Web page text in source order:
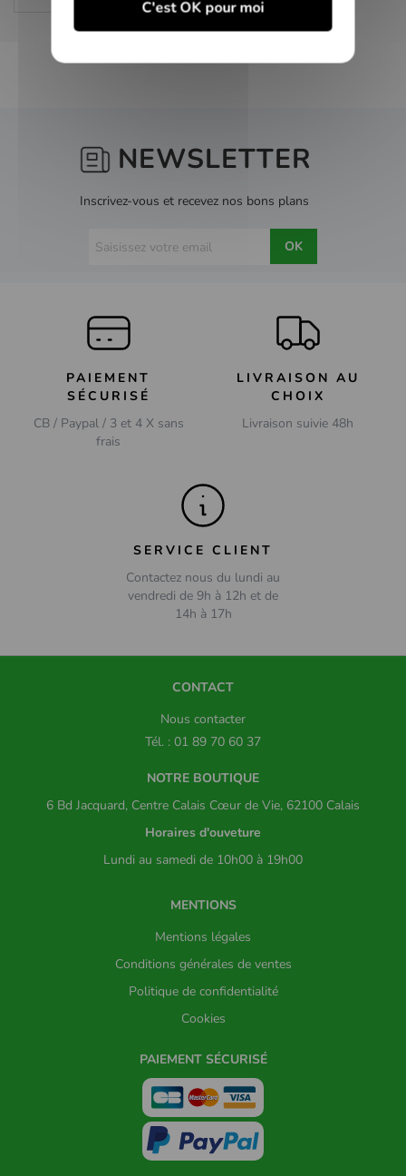
NEWSLETTER
Inscrivez-vous et recevez nos bons plans
OK
PAIEMENT
SÉCURISÉ
CB / Paypal / 3 et 4 X sans
frais
LIVRAISON AU
CHOIX
Livraison suivie 48h
SERVICE CLIENT
Contactez nous du lundi au
vendredi de 9h à 12h et de
14h à 17h
CONTACT
Nous contacter
Tél. : 01 89 70 60 37
NOTRE BOUTIQUE
6 Bd Jacquard, Centre Calais Cœur de Vie, 62100 Calais
Horaires d'ouveture
Lundi au samedi de 10h00 à 19h00
MENTIONS
Mentions légales
Conditions générales de ventes
Politique de confidentialité
Cookies
PAIEMENT SÉCURISÉ
C'est OK pour moi